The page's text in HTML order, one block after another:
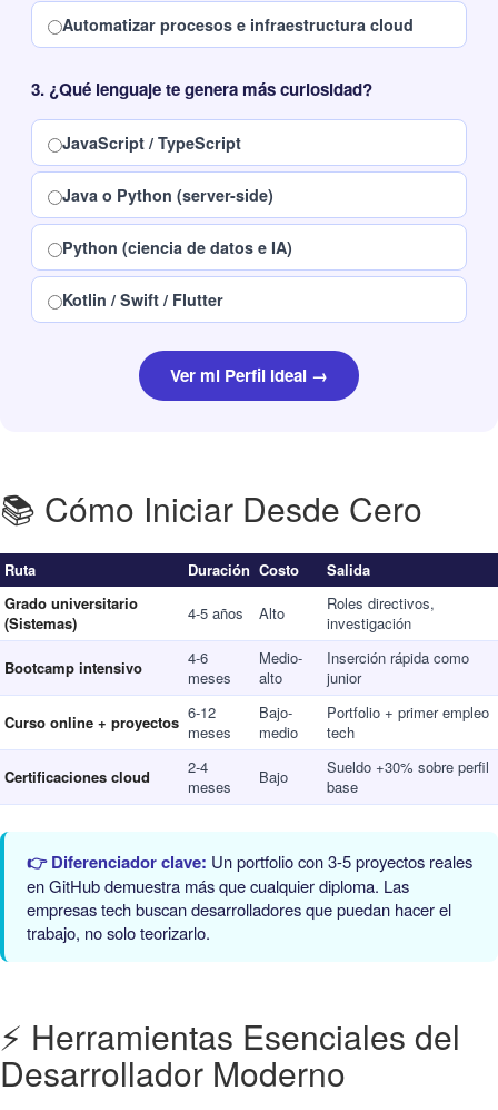
Automatizar procesos e infraestructura cloud
3. ¿Qué lenguaje te genera más curiosidad?
JavaScript / TypeScript
Java o Python (server-side)
Python (ciencia de datos e IA)
Kotlin / Swift / Flutter
Ver mi Perfil Ideal →
📚 Cómo Iniciar Desde Cero
Ruta Duración Costo
Salida
Grado universitario
(Sistemas)
4-5 años Alto
Roles directivos,
investigación
Bootcamp intensivo
4-6
meses
Medio-
alto
Inserción rápida como
junior
Curso online + proyectos 6-12
meses
Bajo-
medio
Portfolio + primer empleo
tech
Certificaciones cloud
2-4
meses
Bajo
Sueldo +30% sobre perfil
base
👉 Diferenciador clave: Un portfolio con 3-5 proyectos reales
en GitHub demuestra más que cualquier diploma. Las
empresas tech buscan desarrolladores que puedan hacer el
trabajo, no solo teorizarlo.
⚡ Herramientas Esenciales del
Desarrollador Moderno